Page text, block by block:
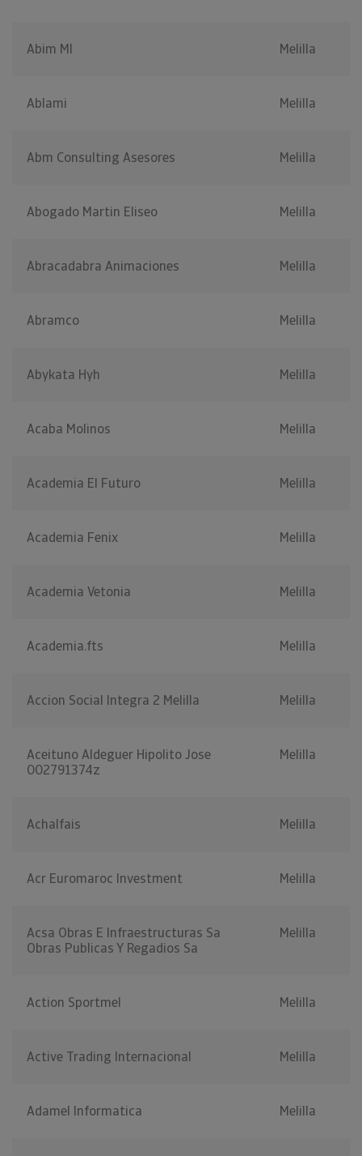
Abim Ml Melilla
Ablami Melilla
Abm Consulting Asesores Melilla
Abogado Martin Eliseo Melilla
Abracadabra Animaciones Melilla
Abramco Melilla
Abykata Hyh Melilla
Acaba Molinos Melilla
Academia El Futuro Melilla
Academia Fenix Melilla
Academia Vetonia Melilla
Academia.fts Melilla
Accion Social Integra 2 Melilla Melilla
Aceituno Aldeguer Hipolito Jose
002791374z
Melilla
Achalfais Melilla
Acr Euromaroc Investment Melilla
Acsa Obras E Infraestructuras Sa
Obras Publicas Y Regadios Sa
Melilla
Action Sportmel Melilla
Active Trading Internacional Melilla
Adamel Informatica Melilla